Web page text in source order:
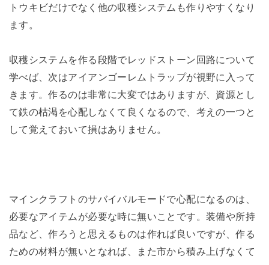
トウキビだけでなく他の収穫システムも作りやすくなり
ます。
収穫システムを作る段階でレッドストーン回路について
学べば、次はアイアンゴーレムトラップが視野に入って
きます。作るのは非常に大変ではありますが、資源とし
て鉄の枯渇を心配しなくて良くなるので、考えの一つと
して覚えておいて損はありません。
マインクラフトのサバイバルモードで心配になるのは、
必要なアイテムが必要な時に無いことです。装備や所持
品など、作ろうと思えるものは作れば良いですが、作る
ための材料が無いとなれば、また市から積み上げなくて